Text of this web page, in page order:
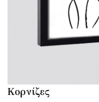
Κορνίζες